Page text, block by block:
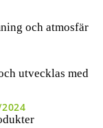
och atmosfär
utvecklas med